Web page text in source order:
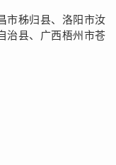
市秭归县、洛阳市汝
治县、广西梧州市苍